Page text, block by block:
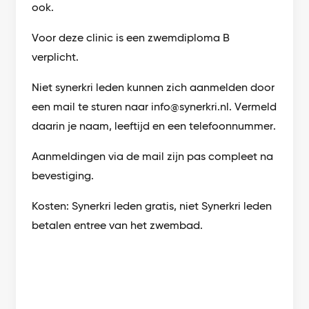
ook.
Voor deze clinic is een zwemdiploma B
verplicht.
Niet synerkri leden kunnen zich aanmelden door
een mail te sturen naar info@synerkri.nl. Vermeld
daarin je naam, leeftijd en een telefoonnummer.
Aanmeldingen via de mail zijn pas compleet na
bevestiging.
Kosten: Synerkri leden gratis, niet Synerkri leden
betalen entree van het zwembad.